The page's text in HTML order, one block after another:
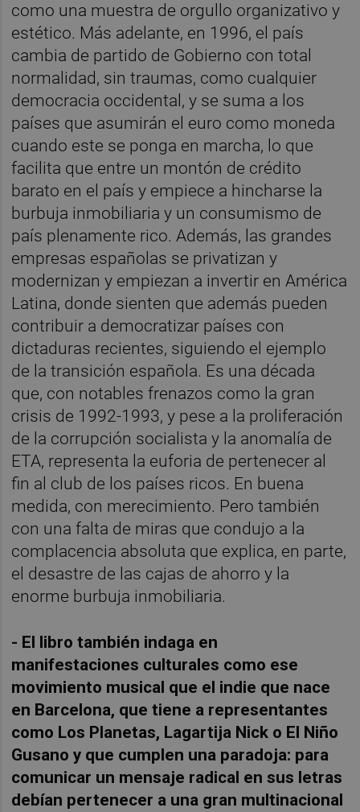
como una muestra de orgullo organizativo y
estético. Más adelante, en 1996, el país
cambia de partido de Gobierno con total
normalidad, sin traumas, como cualquier
democracia occidental, y se suma a los
países que asumirán el euro como moneda
cuando este se ponga en marcha, lo que
facilita que entre un montón de crédito
barato en el país y empiece a hincharse la
burbuja inmobiliaria y un consumismo de
país plenamente rico. Además, las grandes
empresas españolas se privatizan y
modernizan y empiezan a invertir en América
Latina, donde sienten que además pueden
contribuir a democratizar países con
dictaduras recientes, siguiendo el ejemplo
de la transición española. Es una década
que, con notables frenazos como la gran
crisis de 1992-1993, y pese a la proliferación
de la corrupción socialista y la anomalía de
ETA, representa la euforia de pertenecer al
fin al club de los países ricos. En buena
medida, con merecimiento. Pero también
con una falta de miras que condujo a la
complacencia absoluta que explica, en parte,
el desastre de las cajas de ahorro y la
enorme burbuja inmobiliaria.
- El libro también indaga en
manifestaciones culturales como ese
movimiento musical que el indie que nace
en Barcelona, que tiene a representantes
como Los Planetas, Lagartija Nick o El Niño
Gusano y que cumplen una paradoja: para
comunicar un mensaje radical en sus letras
debían pertenecer a una gran multinacional